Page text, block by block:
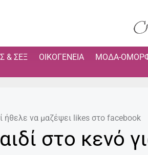
& ΣΕΞ ΟΙΚΟΓΈΝΕΙΑ ΜΌΔΑ-
ήθελε να μαζέψει likes στο facebook
στο κενό